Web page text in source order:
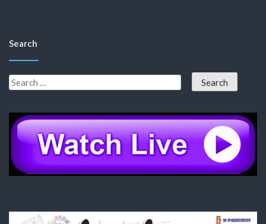
Search